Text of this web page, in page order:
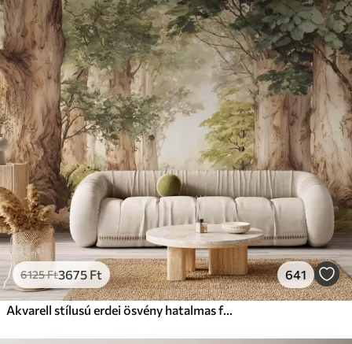
Standard
125007500Ft/m²
Prémium
158339499Ft/m²
Prémium vinil
18208 10925 Ft/m²
Peel and Stick
2266613600Ft/m²
6125Ft3675 Ft 641
Akvarell stílusú erdei ösvény hatalmas fák között